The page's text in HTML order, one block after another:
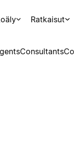
Ratkaisut
Consultants